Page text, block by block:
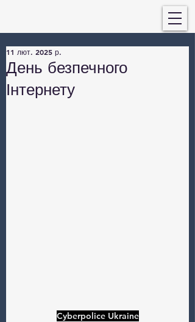
День безпечного
Інтернету
11 лют. 2025 р.
Cyberpolice Ukraine